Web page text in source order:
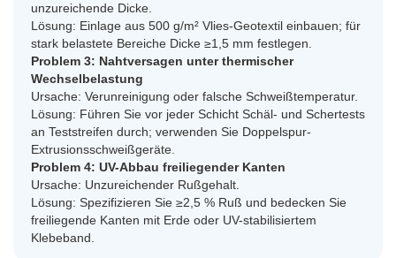
unzureichende Dicke.
Lösung: Einlage aus 500 g/m² Vlies-Geotextil einbauen; für
stark belastete Bereiche Dicke ≥1,5 mm festlegen.
Problem 3: Nahtversagen unter thermischer
Wechselbelastung
Ursache: Verunreinigung oder falsche Schweißtemperatur.
Lösung: Führen Sie vor jeder Schicht Schäl- und Schertests
an Teststreifen durch; verwenden Sie Doppelspur-
Extrusionsschweißgeräte.
Problem 4: UV-Abbau freiliegender Kanten
Ursache: Unzureichender Rußgehalt.
Lösung: Spezifizieren Sie ≥2,5 % Ruß und bedecken Sie
freiliegende Kanten mit Erde oder UV-stabilisiertem
Klebeband.